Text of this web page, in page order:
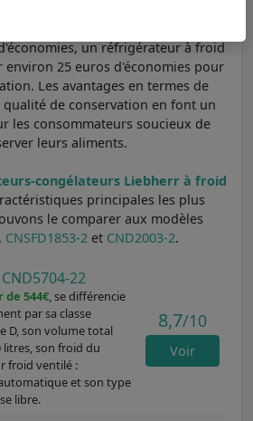
un réfrigérateur à froid
environ 25 euros d'économies pour
Les avantages en termes de
de conservation en font un
les consommateurs soucieux de
leurs aliments.
congélateurs Liebherr à froid
principales les plus
le comparer aux modèles
, CNSFD1853-2 et CND2003-2.
22
de 544€, se différencie
par sa classe
D, son volume total
litres, son froid du
froid ventilé :
et son type
libre.
8,7/10
Voir